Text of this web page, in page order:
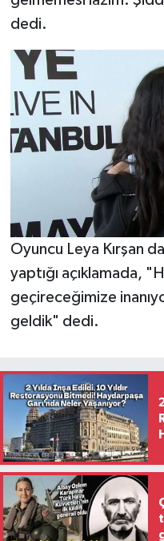
dedi.
Oyuncu Leya Kırşan
yaptığı açıklamada,
geçireceğimize
geldik" dedi.